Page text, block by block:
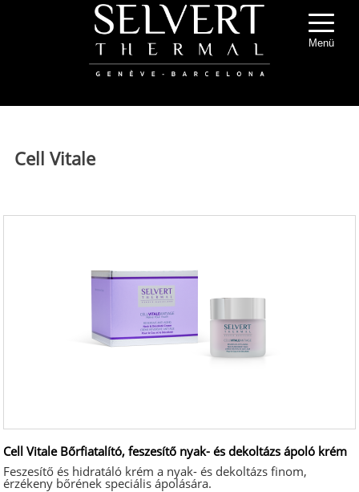
Menü
Cell Vitale
Cell Vitale Bőrfiatalító, feszesítő nyak- és dekoltázs ápoló krém
Feszesítő és hidratáló krém a nyak- és dekoltázs finom,
érzékeny bőrének speciális ápolására.